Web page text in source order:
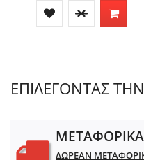
ΕΠΙΛΕΓΟΝΤΑΣ ΤΗΝ
ΜΕΤΑΦΟΡΙΚΑ
ΔΩΡΕΑΝ